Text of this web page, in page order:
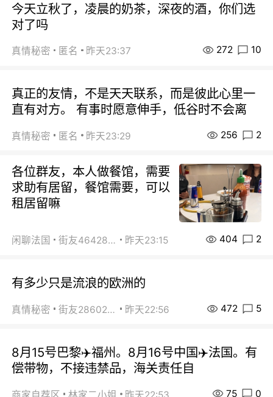
今天立秋了，凌晨的奶茶，深夜的酒，你们选
对了吗
真情秘密 匿名 昨天23:37 272 10
真正的友情，不是天天联系，而是彼此心里一
直有对方。 有事时愿意伸手，低谷时不会离
真情秘密 匿名 昨天23:29 256 2
各位群友，本人做餐馆，需要
求助有居留，餐馆需要，可以
租居留嘛
闲聊法国 街友46428878 昨天23:15 404 2
有多少只是流浪的欧洲的
真情秘密 街友28602925 昨天22:56 472 5
8月15号巴黎✈️福州。8月16号中国✈️法国。有
偿带物，不接违禁品，海关责任自
75 0